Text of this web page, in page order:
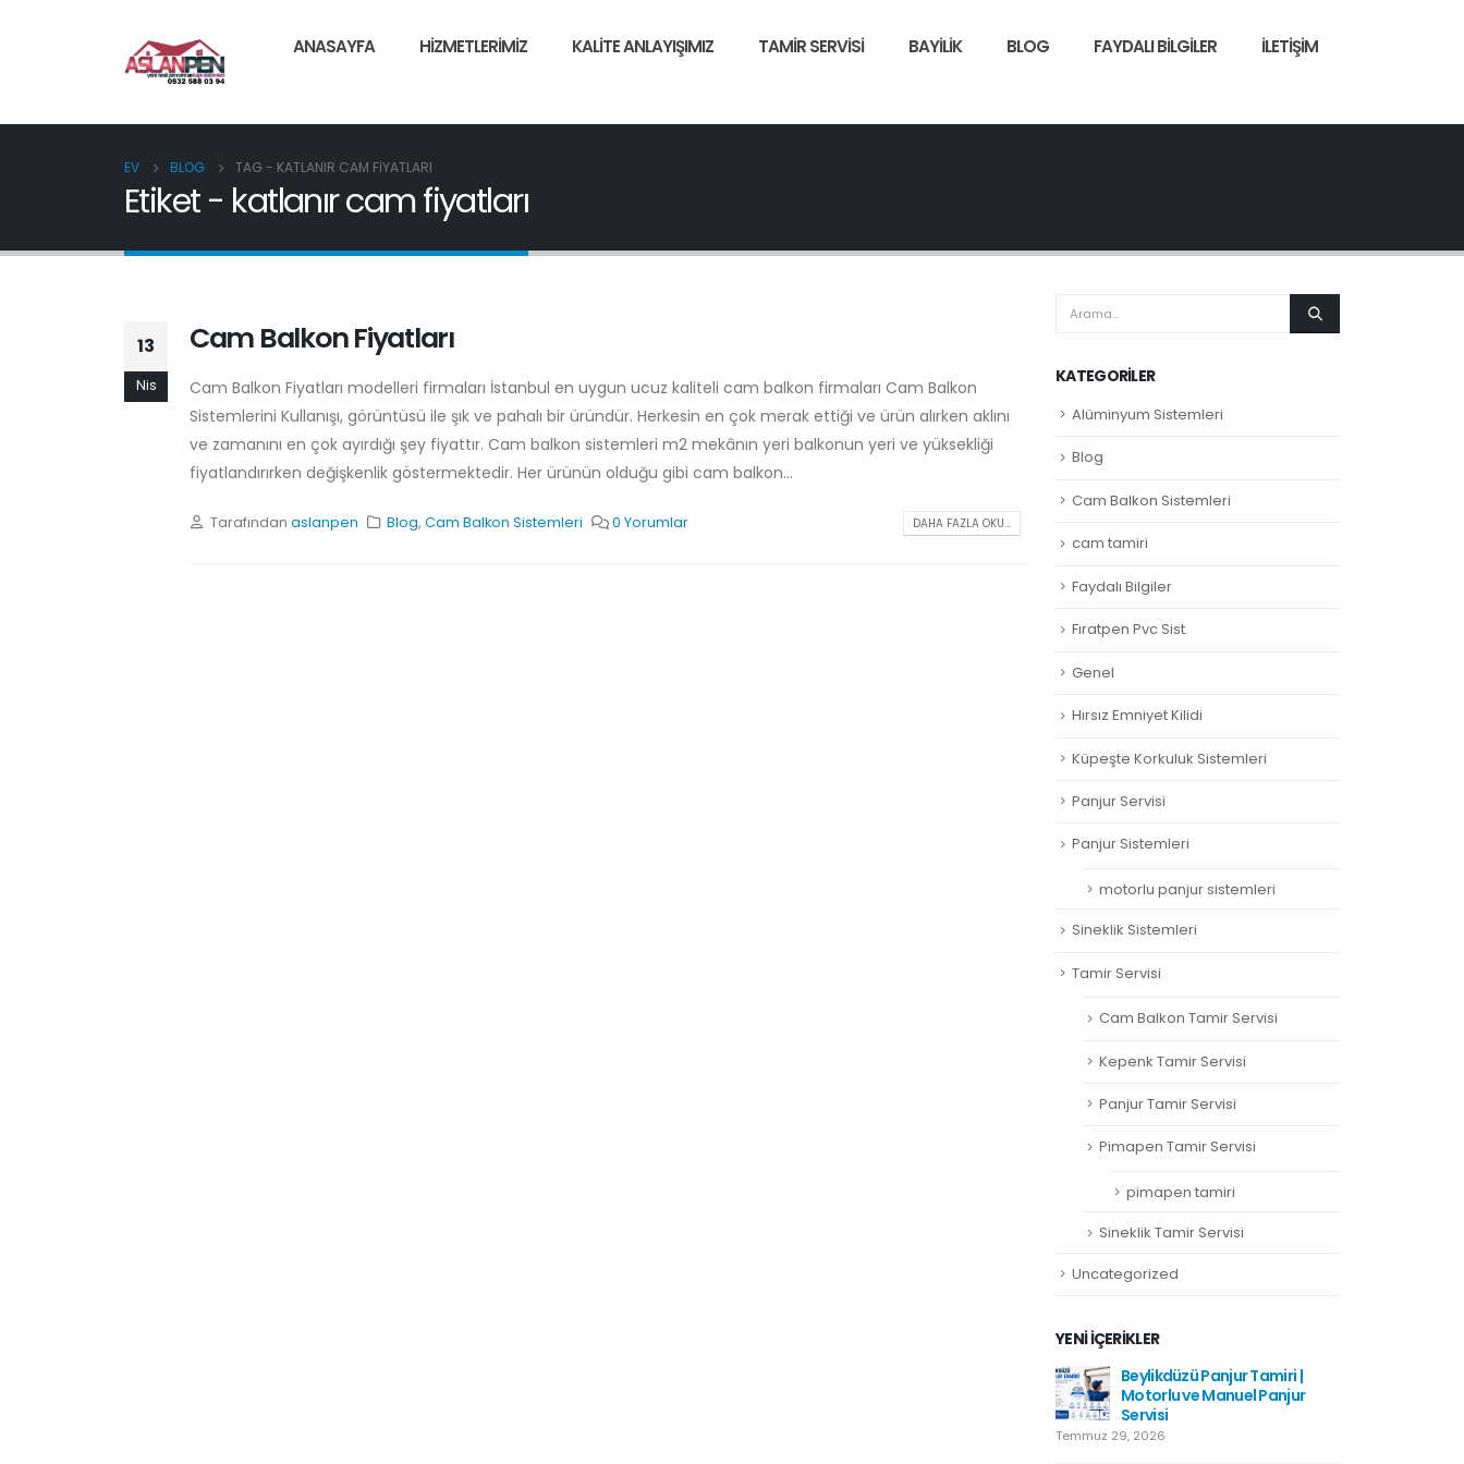
ANASAYFA HIZMETLERIMIZ KALITE ANLAYIŞIMIZ TAMIR SERVISI BAYILIK BLOG FAYDALI BILGILER İLETIŞIM
EV BLOG TAG - KATLANIR CAM FIYATLARI
Etiket - katlanır cam fiyatları
13
Nis
Cam Balkon Fiyatları
Cam Balkon Fiyatları modelleri firmaları İstanbul en uygun ucuz kaliteli cam balkon firmaları Cam Balkon
Sistemlerini Kullanışı, görüntüsü ile şık ve pahalı bir üründür. Herkesin en çok merak ettiği ve ürün alırken aklını
ve zamanını en çok ayırdığı şey fiyattır. Cam balkon sistemleri m2 mekânın yeri balkonun yeri ve yüksekliği
fiyatlandırırken değişkenlik göstermektedir. Her ürünün olduğu gibi cam balkon...
Tarafından aslanpen Blog,Cam Balkon Sistemleri 0 Yorumlar DAHA FAZLA OKU...
KATEGORILER
Alüminyum Sistemleri
Blog
Cam Balkon Sistemleri
cam tamiri
Faydalı Bilgiler
Fıratpen Pvc Sist.
Genel
Hırsız Emniyet Kilidi
Küpeşte Korkuluk Sistemleri
Panjur Servisi
Panjur Sistemleri
motorlu panjur sistemleri
Sineklik Sistemleri
Tamir Servisi
Cam Balkon Tamir Servisi
Kepenk Tamir Servisi
Panjur Tamir Servisi
Pimapen Tamir Servisi
pimapen tamiri
Sineklik Tamir Servisi
Uncategorized
YENI İÇERIKLER
Beylikdüzü Panjur Tamiri |
Motorlu ve Manuel Panjur
Servisi
Temmuz 29, 2026